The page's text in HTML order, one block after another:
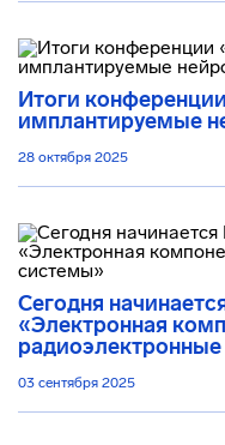
Итоги
имплантируемые
28 октября 2025
Сегодня
«Электронная
03 сентября 2025